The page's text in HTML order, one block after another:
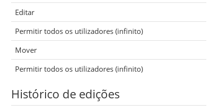
Editar
Permitir todos os utilizadores (infinito)
Mover
Permitir todos os utilizadores (infinito)
Histórico de edições